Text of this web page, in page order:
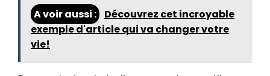
A voir aussi :
Découvrez cet incroyable
exemple d'article qui va changer votre
vie!